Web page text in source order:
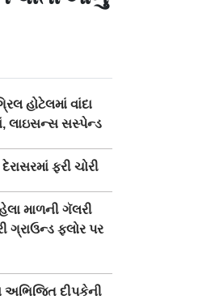
હોટેલમાં વાંદા
લાઇસન્સ સસ્પેન્ડ
ફરી ચોરી
માળની ગૅલરી
ગ્રાઉન્ડ ફ્લોર પર
અભિજિત દીપકેની